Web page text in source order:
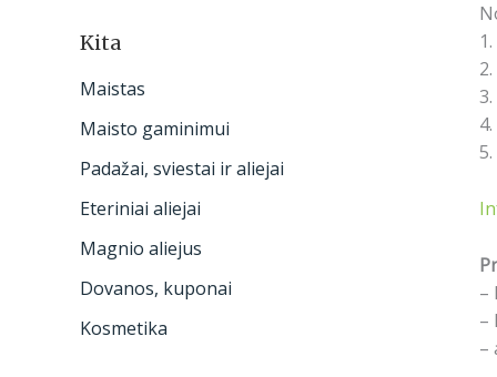
Kita
Maistas
Maisto gaminimui
Padažai, sviestai ir aliejai
Eteriniai aliejai
Magnio aliejus
Dovanos, kuponai
Kosmetika
–
–
–